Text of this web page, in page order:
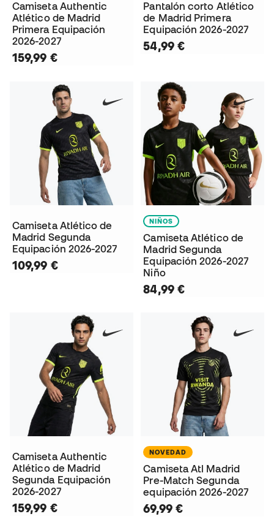
Camiseta Authentic
Atlético de Madrid
Primera Equipación
2026-2027
159,99 €
Pantalón corto Atlético
de Madrid Primera
Equipación 2026-2027
54,99 €
Camiseta Atlético de
Madrid Segunda
Equipación 2026-2027
109,99 €
NIÑOS
Camiseta Atlético de
Madrid Segunda
Equipación 2026-2027
Niño
84,99 €
Camiseta Authentic
Atlético de Madrid
Segunda Equipación
2026-2027
159,99 €
NOVEDAD
Camiseta Atl Madrid
Pre-Match Segunda
equipación 2026-2027
69,99 €